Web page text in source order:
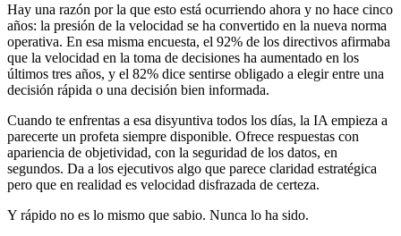
Hay una razón por la que esto está ocurriendo ahora y no hace cinco
años: la presión de la velocidad se ha convertido en la nueva norma
operativa. En esa misma encuesta, el 92% de los directivos afirmaba
que la velocidad en la toma de decisiones ha aumentado en los
últimos tres años, y el 82% dice sentirse obligado a elegir entre una
decisión rápida o una decisión bien informada.
Cuando te enfrentas a esa disyuntiva todos los días, la IA empieza a
parecerte un profeta siempre disponible. Ofrece respuestas con
apariencia de objetividad, con la seguridad de los datos, en
segundos. Da a los ejecutivos algo que parece claridad estratégica
pero que en realidad es velocidad disfrazada de certeza.
Y rápido no es lo mismo que sabio. Nunca lo ha sido.